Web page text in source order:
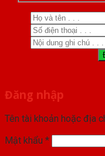
Đăng nhập
Tên tài khoản hoặc địa
Mật khẩu *